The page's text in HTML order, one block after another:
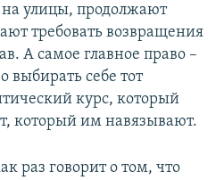
360p 480p
1080p
480p
1080p
улицы, продолжают
требовать возвращения
А самое главное право –
выбирать себе тот
курс, который
который им навязывают.
раз говорит о том, что